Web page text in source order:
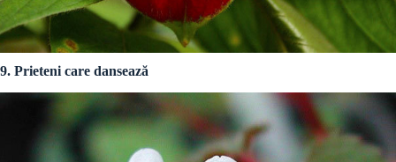
9. Prieteni care dansează